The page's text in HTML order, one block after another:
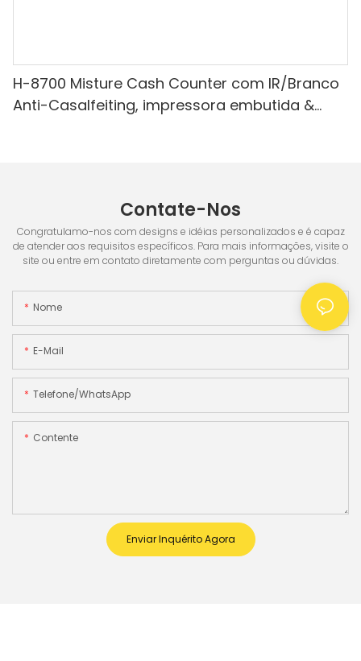
H-8700 Misture Cash Counter com IR/Branco
Anti-Casalfeiting, impressora embutida &
Contate-Nos
Congratulamo-nos com designs e idéias personalizados e é capaz
de atender aos requisitos específicos. Para mais informações, visite o
site ou entre em contato diretamente com perguntas ou dúvidas.
Nome
E-Mail
Telefone/WhatsApp
Contente
Enviar Inquérito Agora